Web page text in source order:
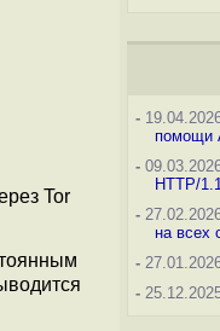
Tor
-
помощи
-
HTTP/
-
на всех
-
-